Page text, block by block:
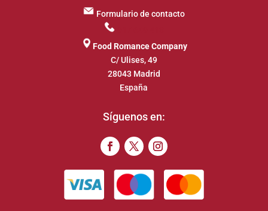
Formulario de contacto
Food Romance Company
C/ Ulises, 49
28043 Madrid
España
Síguenos en: